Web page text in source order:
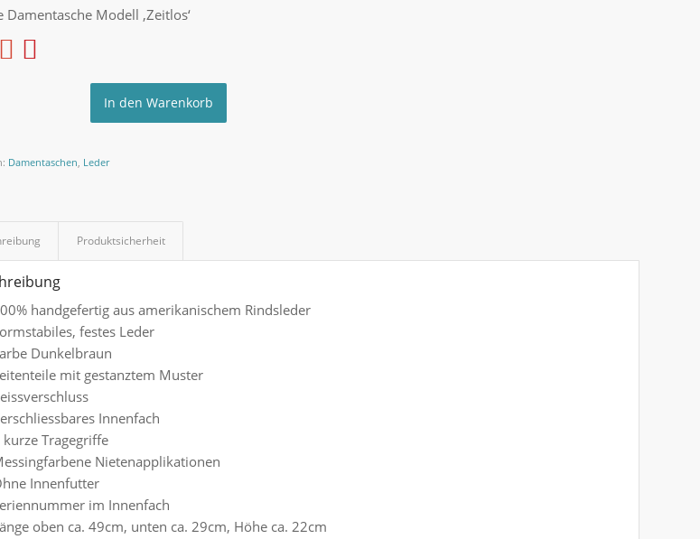
Damentasche Modell ‚Zeitlos‘
In den Warenkorb
Damentaschen, Leder
Produktsicherheit
handgefertig aus amerikanischem Rindsleder
festes Leder
Dunkelbraun
mit gestanztem Muster
Innenfach
kurze Tragegriffe
Nietenapplikationen
Innenfutter
im Innenfach
oben ca. 49cm, unten ca. 29cm, Höhe ca. 22cm